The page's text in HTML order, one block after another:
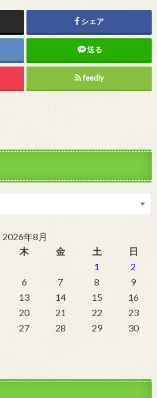
シェア
送る
feedly
2026年8月
木 金 土
日
1
2
6 7 8
9
13 14 15
16
20 21 22
23
27 28 29
30